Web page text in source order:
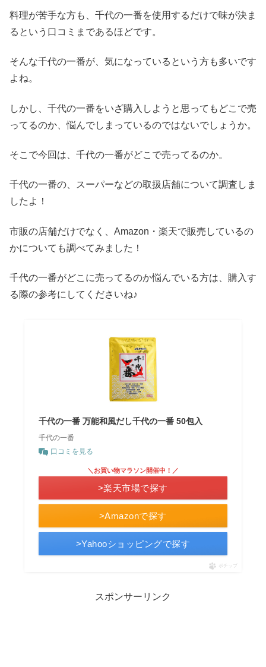
料理が苦手な方も、千代の一番を使用するだけで味が決ま
るという口コミまであるほどです。
そんな千代の一番が、気になっているという方も多いです
よね。
しかし、千代の一番をいざ購入しようと思ってもどこで売
ってるのか、悩んでしまっているのではないでしょうか。
そこで今回は、千代の一番がどこで売ってるのか。
千代の一番の、スーパーなどの取扱店舗について調査しま
したよ！
市販の店舗だけでなく、Amazon・楽天で販売しているの
かについても調べてみました！
千代の一番がどこに売ってるのか悩んでいる方は、購入す
る際の参考にしてくださいね♪
千代の一番 万能和風だし千代の一番 50包入
千代の一番
口コミを見る
>Amazonで探す
＼お買い物マラソン開催中！／
>楽天市場で探す
>Yahooショッピングで探す
ポチップ
スポンサーリンク